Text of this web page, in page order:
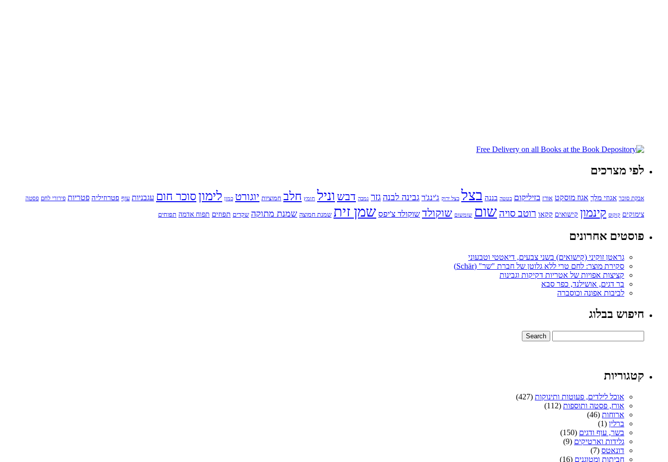
לפי מצרכים
אבקת סוכר אגוזי מלך אגוז מוסקט אורז בזיליקום בטטה בננה בצל בצל ירוק ג'ינג'ר גבינה לבנה גזר גמבה דבש וניל חומץ חלב חמוציות יוגורט כמון לימוןסוכר חום עגבניות עוף פטרוזיליה פטריות פירורי לחם פסטה
צימוקים קוקוס קינמון קישואים קקאו רוטב סויה שום שומשום שוקולד שוקולד צ'יפס שמן זית שמנת חמוצה שמנת מתוקה שקדים תפוזים תפוח אדמה תפוחים
פוסטים אחרונים
גראטן זוקיני (קישואים) בשני צבעים, דיאטטי וטבעוני
סקירת מוצר: לחם טרי ללא גלוטן של חברת "שר" (Schär)
קציצות אפויות של אטריות דקיקות וגבינות
בר דגים, אושילנד, כפר סבא
לביבות אפונה וכוסברה
חיפוש בבלוג
קטגוריות
אוכל לילדים, פעוטות ותינוקות (427)
אורז, פסטה ותוספות (112)
ארוחות (46)
ברלין (1)
בשר, עוף ודגים (150)
גלידות וארטיקים (9)
דונאטס (7)
חביתות ומטוגנים (16)